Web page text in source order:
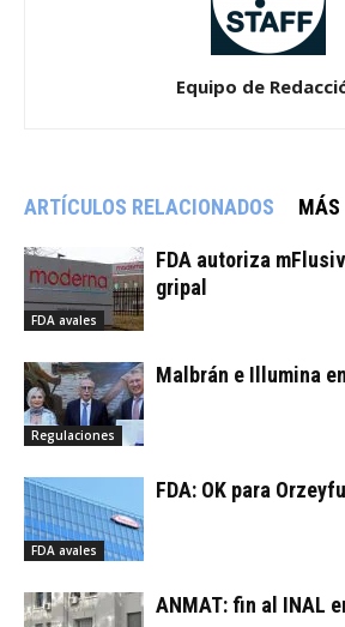
Equipo de
ARTÍCULOS RELACIONADOS MÁS
FDA avales
FDA autoriza
gripal
Regulaciones
Malbrán e Illumina
FDA avales
FDA: OK para
ANMAT: fin al INAL